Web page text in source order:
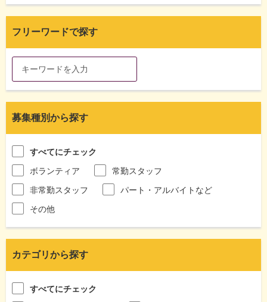
フリーワードで探す
募集種別から探す
すべてにチェック
ボランティア
常勤スタッフ
非常勤スタッフ
パート・アルバイトなど
その他
カテゴリから探す
すべてにチェック